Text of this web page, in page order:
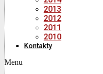
2013
2012
2011
2010
Kontakty
Menu